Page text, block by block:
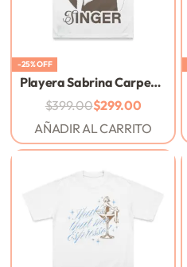
-25% OFF
Playera Sabrina Carpenter – I’m working late – White
$399.00$299.00
AÑADIR AL CARRITO